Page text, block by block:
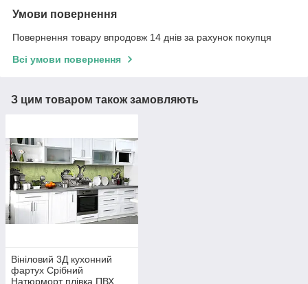
Умови повернення
Повернення товару впродовж 14 днів за рахунок покупця
Всі умови повернення
З цим товаром також замовляють
Вініловий 3Д кухонний
фартух Срібний
Натюрморт плівка ПВХ